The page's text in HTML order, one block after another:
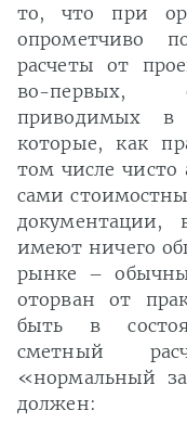
то, что при
опрометчиво
расчеты от
во-первых,
приводимых в
которые, как
том числе
сами
документации,
имеют ничего
рынке –
оторван от
быть в
сметный
«нормальный
должен: